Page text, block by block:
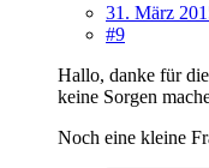
31. März
#9
Hallo, danke für
keine Sorgen
Noch eine kleine